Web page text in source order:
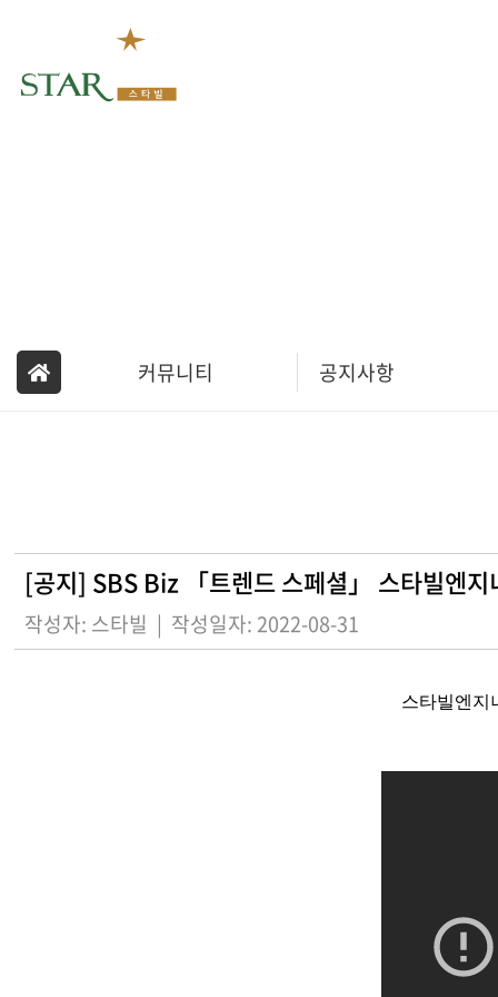
커뮤니티 공지사항
[공지] SBS Biz 「트렌드 스페셜」 스타빌엔지
작성자: 스타빌 | 작성일자: 2022-08-31
스타빌엔지